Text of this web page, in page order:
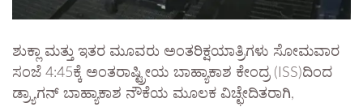
ಶುಕ್ಲಾ ಮತ್ತು ಇತರ ಮೂವರು ಅಂತರಿಕ್ಷಯಾತ್ರಿಗಳು ಸೋಮವಾರ
ಸಂಜೆ 4:45ಕ್ಕೆ ಅಂತರಾಷ್ಟ್ರೀಯ ಬಾಹ್ಯಾಕಾಶ ಕೇಂದ್ರ (ISS)ದಿಂದ
ಡ್ರ್ಯಾಗನ್ ಬಾಹ್ಯಾಕಾಶ ನೌಕೆಯ ಮೂಲಕ ವಿಚ್ಛೇದಿತರಾಗಿ,